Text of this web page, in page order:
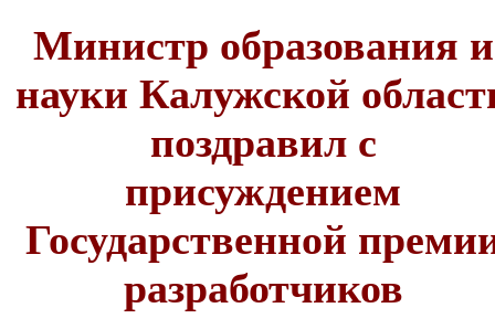
Министр образования и
науки Калужской
поздравил с
присуждением
Государственной
разработчиков